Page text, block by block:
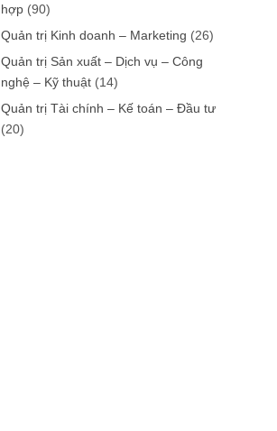
hợp (90)
Quản trị Kinh doanh – Marketing (26)
Quản trị Sản xuất – Dịch vụ – Công
nghệ – Kỹ thuật (14)
Quản trị Tài chính – Kế toán – Đầu tư
(20)